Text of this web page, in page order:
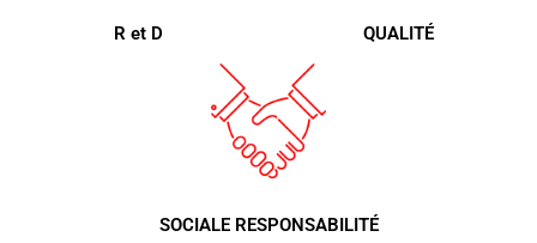
R et D QUALITÉ
SOCIALE RESPONSABILITÉ